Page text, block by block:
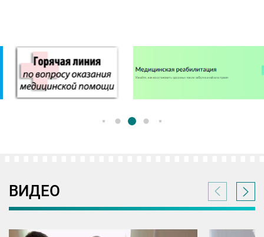
ВИДЕО